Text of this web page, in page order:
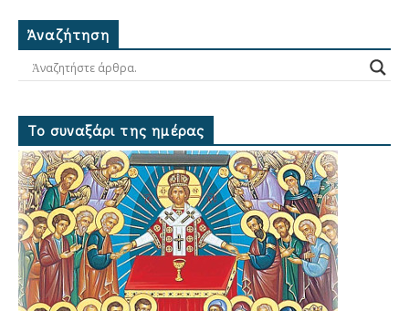
Ἀναζήτηση
Το συναξάρι της ημέρας